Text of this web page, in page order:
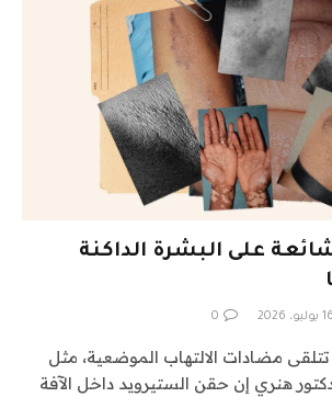
شائعة على البشرة الداكنة
16 يوليو، 2026 0
تتلقى مضادات الالتهاب الموضعية، مثل
هنري إن حقن الستيرويد داخل الآفة